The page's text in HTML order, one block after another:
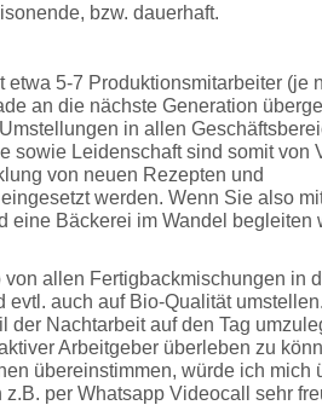
bzw. dauerhaft.
etwa 5-7 Produktionsmitarbeiter (je
an die nächste Generation
in allen
sowie Leidenschaft sind somit von
von neuen Rezepten und
werden. Wenn Sie also
eine Bäckerei im Wandel begleiten
von allen Fertigbackmischungen in
evtl. auch auf Bio-Qualität
der Nachtarbeit auf den Tag
Arbeitgeber überleben zu
übereinstimmen, würde ich mich
per Whatsapp Videocall sehr